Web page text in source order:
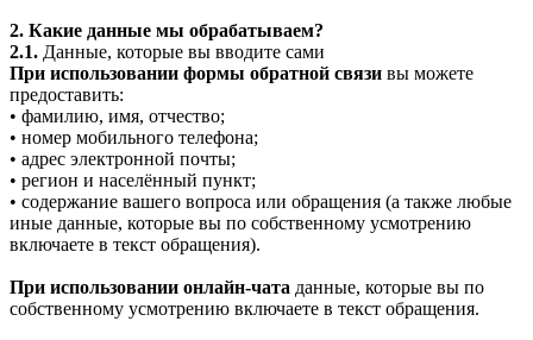
2. Какие данные мы обрабатываем?
2.1. Данные, которые вы вводите сами
При использовании формы обратной связи вы можете
предоставить:
• фамилию, имя, отчество;
• номер мобильного телефона;
• адрес электронной почты;
• регион и населённый пункт;
• содержание вашего вопроса или обращения (а также любые
иные данные, которые вы по собственному усмотрению
включаете в текст обращения).
При использовании онлайн-чата данные, которые вы по
собственному усмотрению включаете в текст обращения.